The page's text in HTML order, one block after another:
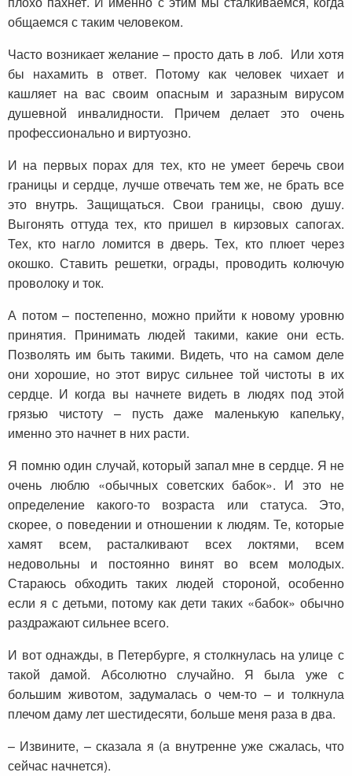
общаемся с таким человеком.
Часто возникает желание – просто дать в лоб. Или хотя
бы нахамить в ответ. Потому как человек чихает и
кашляет на вас своим опасным и заразным вирусом
душевной инвалидности. Причем делает это очень
профессионально и виртуозно.
И на первых порах для тех, кто не умеет беречь свои
границы и сердце, лучше отвечать тем же, не брать все
это внутрь. Защищаться. Свои границы, свою душу.
Выгонять оттуда тех, кто пришел в кирзовых сапогах.
Тех, кто нагло ломится в дверь. Тех, кто плюет через
окошко. Ставить решетки, ограды, проводить колючую
проволоку и ток.
А потом – постепенно, можно прийти к новому уровню
принятия. Принимать людей такими, какие они есть.
Позволять им быть такими. Видеть, что на самом деле
они хорошие, но этот вирус сильнее той чистоты в их
сердце. И когда вы начнете видеть в людях под этой
грязью чистоту – пусть даже маленькую капельку,
именно это начнет в них расти.
Я помню один случай, который запал мне в сердце. Я не
очень люблю «обычных советских бабок». И это не
определение какого-то возраста или статуса. Это,
скорее, о поведении и отношении к людям. Те, которые
хамят всем, расталкивают всех локтями, всем
недовольны и постоянно винят во всем молодых.
Стараюсь обходить таких людей стороной, особенно
если я с детьми, потому как дети таких «бабок» обычно
раздражают сильнее всего.
И вот однажды, в Петербурге, я столкнулась на улице с
такой дамой. Абсолютно случайно. Я была уже с
большим животом, задумалась о чем-то – и толкнула
плечом даму лет шестидесяти, больше меня раза в два.
– Извините, – сказала я (а внутренне уже сжалась, что
сейчас начнется).